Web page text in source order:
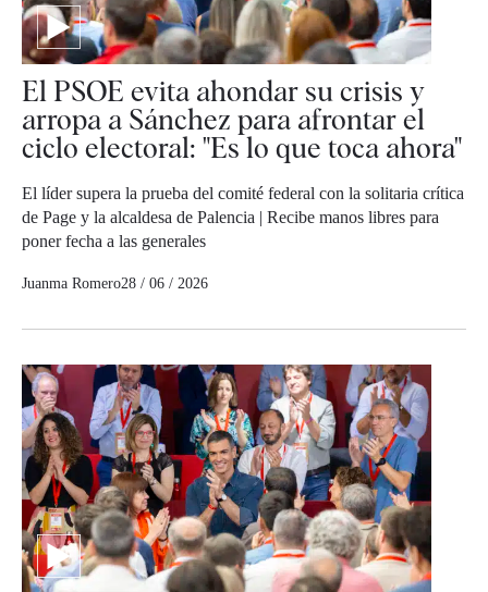
El PSOE evita ahondar su crisis y
arropa a Sánchez para afrontar el
ciclo electoral: "Es lo que toca ahora"
El líder supera la prueba del comité federal con la solitaria crítica
de Page y la alcaldesa de Palencia | Recibe manos libres para
poner fecha a las generales
Juanma Romero28 / 06 / 2026